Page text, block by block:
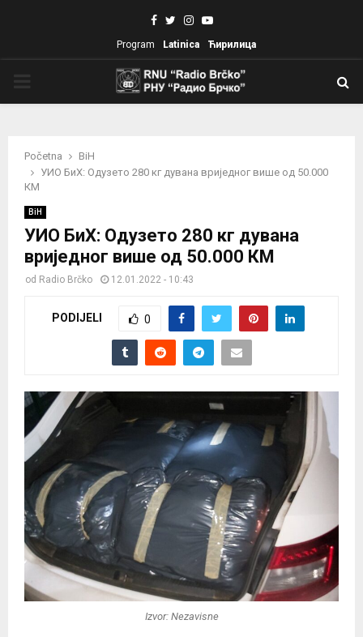
Facebook
TwitterInstagram
Youtube
Program Latinica Ћирилица
Početna
BiH
УИО БиХ: Одузето 280 кг дувана вриједног више од 50.000
КМ
BiH
УИО БиХ: Одузето 280 кг дувана
вриједног више од 50.000 КМ
od Radio Brčko 12.01.2022 - 10:43
PODIJELI 0
Izvor: Nezavisne